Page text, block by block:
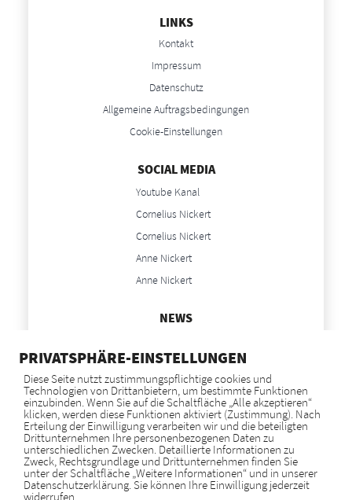
LINKS
Kontakt
Impressum
Datenschutz
Allgemeine Auftragsbedingungen
Cookie-Einstellungen
SOCIAL MEDIA
Youtube Kanal
Cornelius Nickert
Cornelius Nickert
Anne Nickert
Anne Nickert
NEWS
GOOGLE BEWERTUNGEN
Zeige alle Rezensionen
PRIVATSPHÄRE-EINSTELLUNGEN
Diese Seite nutzt zustimmungspflichtige cookies und
Technologien von Drittanbietern, um bestimmte Funktionen
einzubinden. Wenn Sie auf die Schaltfläche „Alle akzeptieren“
klicken, werden diese Funktionen aktiviert (Zustimmung). Nach
Erteilung der Einwilligung verarbeiten wir und die beteiligten
Drittunternehmen Ihre personenbezogenen Daten zu
unterschiedlichen Zwecken. Detaillierte Informationen zu
Zweck, Rechtsgrundlage und Drittunternehmen finden Sie
unter der Schaltfläche „Weitere Informationen“ und in unserer
Datenschutzerklärung. Sie können Ihre Einwilligung jederzeit